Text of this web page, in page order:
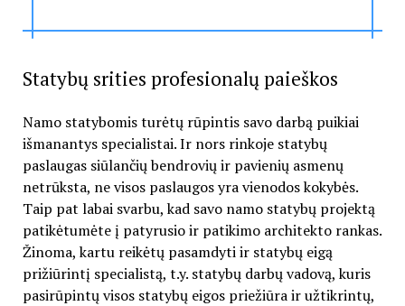
Statybų srities profesionalų paieškos
Namo statybomis turėtų rūpintis savo darbą puikiai
išmanantys specialistai. Ir nors rinkoje statybų
paslaugas siūlančių bendrovių ir pavienių asmenų
netrūksta, ne visos paslaugos yra vienodos kokybės.
Taip pat labai svarbu, kad savo namo statybų projektą
patikėtumėte į patyrusio ir patikimo architekto rankas.
Žinoma, kartu reikėtų pasamdyti ir statybų eigą
prižiūrintį specialistą, t.y. statybų darbų vadovą, kuris
pasirūpintų visos statybų eigos priežiūra ir užtikrintų,